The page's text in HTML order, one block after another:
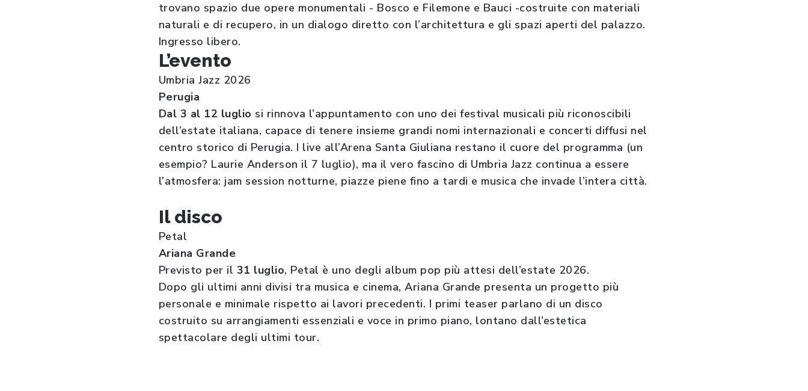
trovano spazio due opere monumentali - Bosco e Filemone e Bauci -costruite con materiali
naturali e di recupero, in un dialogo diretto con l’architettura e gli spazi aperti del palazzo.
Ingresso libero.
L’evento
Umbria Jazz 2026
Perugia
Dal 3 al 12 luglio si rinnova l’appuntamento con uno dei festival musicali più riconoscibili
dell’estate italiana, capace di tenere insieme grandi nomi internazionali e concerti diffusi nel
centro storico di Perugia. I live all’Arena Santa Giuliana restano il cuore del programma (un
esempio? Laurie Anderson il 7 luglio), ma il vero fascino di Umbria Jazz continua a essere
l’atmosfera: jam session notturne, piazze piene fino a tardi e musica che invade l’intera città.
Il disco
Petal
Ariana Grande
Previsto per il 31 luglio, Petal è uno degli album pop più attesi dell’estate 2026.
Dopo gli ultimi anni divisi tra musica e cinema, Ariana Grande presenta un progetto più
personale e minimale rispetto ai lavori precedenti. I primi teaser parlano di un disco
costruito su arrangiamenti essenziali e voce in primo piano, lontano dall’estetica
spettacolare degli ultimi tour.